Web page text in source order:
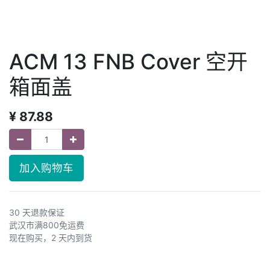
ACM 13 FNB Cover 空开
箱面盖
¥ 87.88
加入购物车
30 天退款保证
武汉市满800免运费
现在购买，2 天内到货